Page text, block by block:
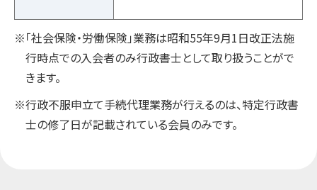
※「社会保険・労働保険」業務は昭和55年9月1日改正法施
行時点での入会者のみ行政書士として取り扱うことがで
きます。
※行政不服申立て手続代理業務が行えるのは、特定行政書
士の修了日が記載されている会員のみです。